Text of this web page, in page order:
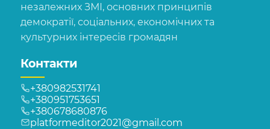
незалежних ЗМІ, основних принципів
демократії, соціальних, економічних та
культурних інтересів громадян
Контакти
+380982531741
+380951753651
+380678680876
platformeditor2021@gmail.com